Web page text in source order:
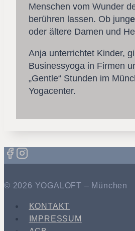
Menschen vom Wunder
berühren lassen. Ob junge
oder ältere Damen und
Anja unterrichtet Kinder,
Businessyoga in Firmen
„Gentle“ Stunden im
Yogacenter.
© 2026 YOGALOFT – München
KONTAKT
IMPRESSUM